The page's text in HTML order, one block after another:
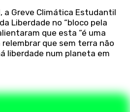
a Greve Climática Estudantil
Liberdade no “bloco pela
que esta “é uma
que sem terra não
liberdade num planeta em